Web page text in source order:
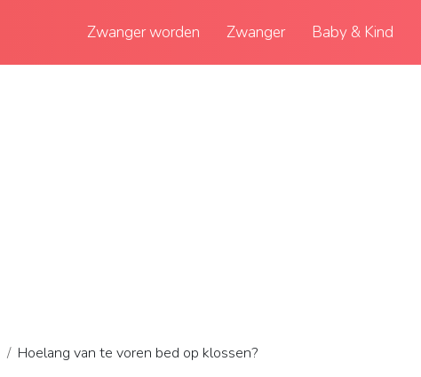
Zwanger worden Zwanger Baby & Kind
Hoelang van te voren bed op klossen?